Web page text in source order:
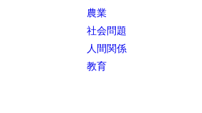
農業
社会問題
人間関係
教育